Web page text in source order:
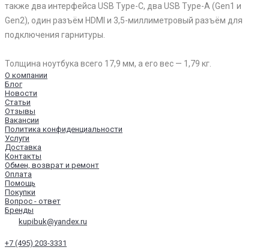
также два интерфейса USB Type-C, два USB Type-A (Gen1 и
Gen2), один разъём HDMI и 3,5-миллиметровый разъём для
подключения гарнитуры.
Толщина ноутбука всего 17,9 мм, а его вес — 1,79 кг.
О компании
Блог
Новости
Статьи
Отзывы
Вакансии
Политика конфиденциальности
Услуги
Доставка
Контакты
Обмен, возврат и ремонт
Оплата
Помощь
Покупки
Вопрос - ответ
Бренды
kupibuk@yandex.ru
+7 (495) 203-3331